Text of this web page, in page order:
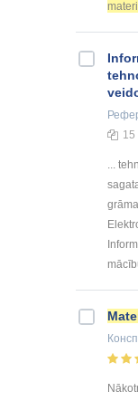
15
...